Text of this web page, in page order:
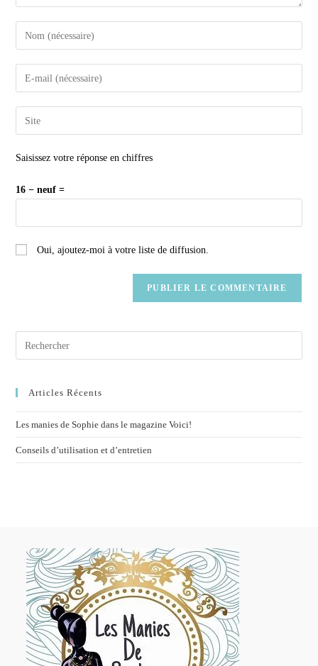
Saisissez votre réponse en chiffres
16 − neuf =
Oui, ajoutez-moi à votre liste de diffusion.
Articles Récents
Les manies de Sophie dans le magazine Voici!
Conseils d’utilisation et d’entretien